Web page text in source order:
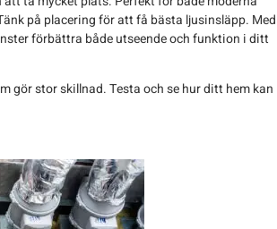
på placering för att få bästa ljusinsläpp. Med
förbättra både utseende och funktion i ditt
gör stor skillnad. Testa och se hur ditt hem kan